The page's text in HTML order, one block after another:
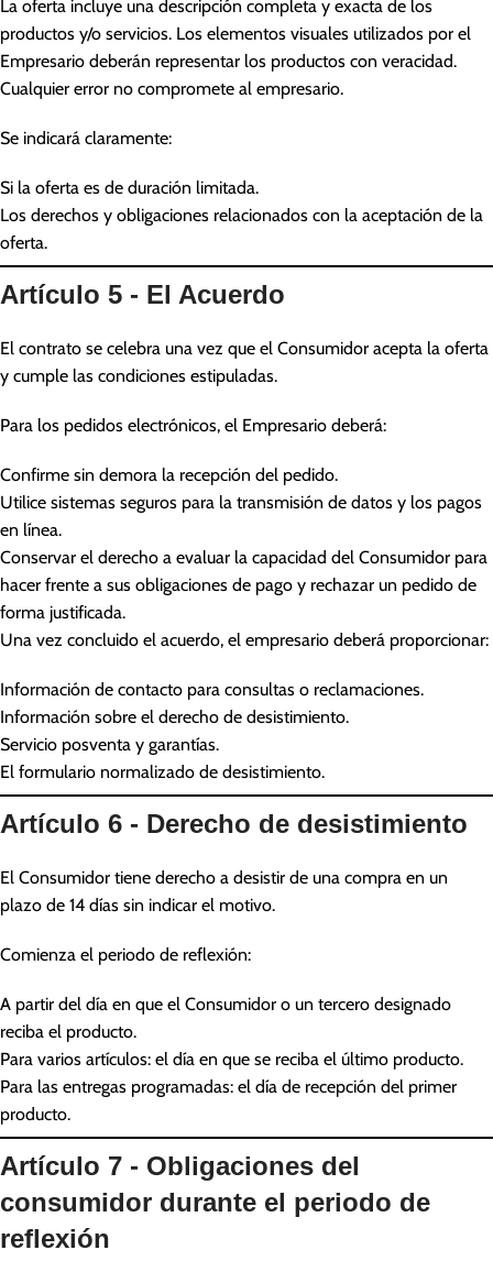
La oferta incluye una descripción completa y exacta de los
productos y/o servicios. Los elementos visuales utilizados por el
Empresario deberán representar los productos con veracidad.
Cualquier error no compromete al empresario.
Se indicará claramente:
Si la oferta es de duración limitada.
Los derechos y obligaciones relacionados con la aceptación de la
oferta.
Artículo 5 - El Acuerdo
El contrato se celebra una vez que el Consumidor acepta la oferta
y cumple las condiciones estipuladas.
Para los pedidos electrónicos, el Empresario deberá:
Confirme sin demora la recepción del pedido.
Utilice sistemas seguros para la transmisión de datos y los pagos
en línea.
Conservar el derecho a evaluar la capacidad del Consumidor para
hacer frente a sus obligaciones de pago y rechazar un pedido de
forma justificada.
Una vez concluido el acuerdo, el empresario deberá proporcionar:
Información de contacto para consultas o reclamaciones.
Información sobre el derecho de desistimiento.
Servicio posventa y garantías.
El formulario normalizado de desistimiento.
Artículo 6 - Derecho de desistimiento
El Consumidor tiene derecho a desistir de una compra en un
plazo de 14 días sin indicar el motivo.
Comienza el periodo de reflexión:
A partir del día en que el Consumidor o un tercero designado
reciba el producto.
Para varios artículos: el día en que se reciba el último producto.
Para las entregas programadas: el día de recepción del primer
producto.
Artículo 7 - Obligaciones del
consumidor durante el periodo de
reflexión